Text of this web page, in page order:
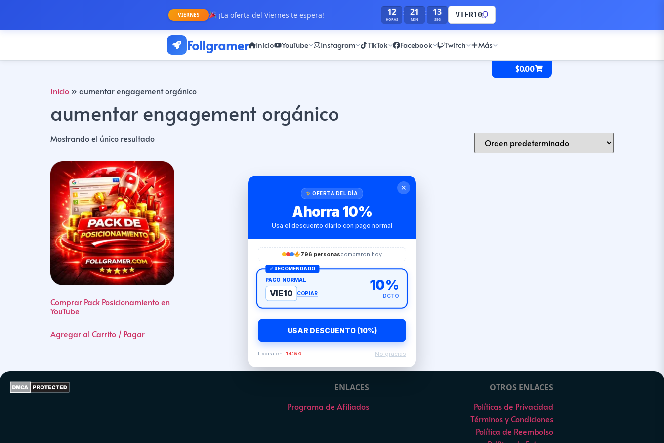
VIERNES ¡La oferta del Viernes te espera! 12
HORAS
: 21
MIN
: 13
SEG
VIER10
Follgramer Inicio YouTube Instagram TikTok Facebook Twitch Más
$0.00
Inicio » aumentar engagement orgánico
aumentar engagement orgánico
Mostrando el único resultado
Comprar Pack Posicionamiento en
YouTube
Agregar al Carrito / Pagar
ENLACES
Programa de Afiliados
OTROS ENLACES
Políticas de Privacidad
Términos y Condiciones
Política de Reembolso
✕
OFERTA DEL DÍA
Ahorra 10%
Usa el descuento diario con pago normal
796 personascompraron hoy
✓ RECOMENDADO
PAGO NORMAL
VIE10 COPIAR
10%
DCTO
USAR DESCUENTO (10%)
Expira en: 14:54 No gracias